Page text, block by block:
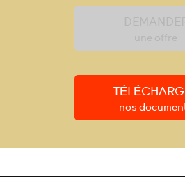
nos